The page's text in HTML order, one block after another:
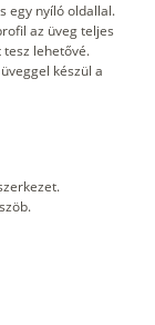
egy nyíló oldallal.
az üveg teljes
tesz lehetővé.
készül a